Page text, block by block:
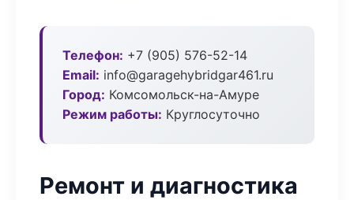
Телефон: +7 (905) 576-52-14
Email: info@garagehybridgar461.ru
Город: Комсомольск-на-Амуре
Режим работы: Круглосуточно
Ремонт и диагностика